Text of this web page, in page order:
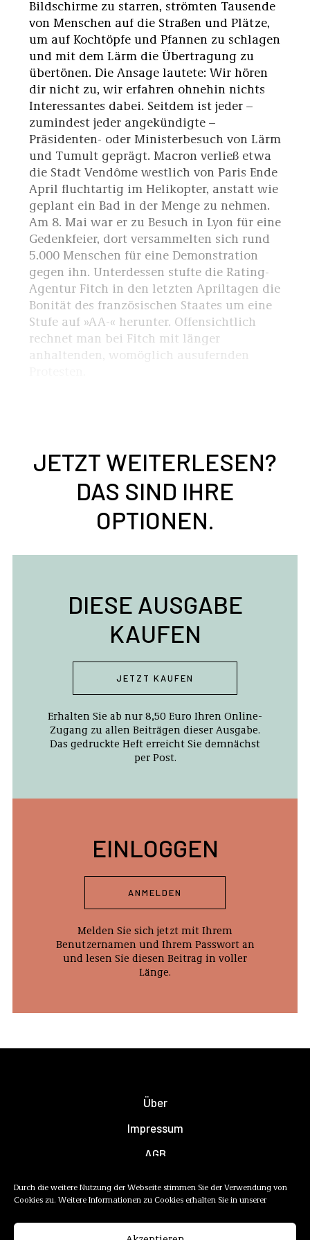
Durch die weitere Nutzung der Webseite stimmen Sie der Verwendung von
Cookies zu. Weitere Informationen zu Cookies erhalten Sie in unserer
Bildschirme zu starren, strömten Tausende
von Menschen auf die Straßen und Plätze,
um auf Kochtöpfe und Pfannen zu schlagen
und mit dem Lärm die Übertragung zu
übertönen. Die Ansage lautete: Wir hören
dir nicht zu, wir erfahren ohnehin nichts
Interessantes dabei. Seitdem ist jeder –
zumindest jeder angekündigte –
Präsidenten- oder Ministerbesuch von Lärm
und Tumult geprägt. Macron verließ etwa
die Stadt Vendôme westlich von Paris Ende
April fluchtartig im Helikopter, anstatt wie
geplant ein Bad in der Menge zu nehmen.
Am 8. Mai war er zu Besuch in Lyon für eine
Gedenkfeier, dort versammelten sich rund
5.000 Menschen für eine Demonstration
gegen ihn. Unterdessen stufte die Rating-
Agentur Fitch in den letzten Apriltagen die
Bonität des französischen Staates um eine
Stufe auf »AA-« herunter. Offensichtlich
rechnet man bei Fitch mit länger
anhaltenden, womöglich ausufernden
JETZT WEITERLESEN?
DAS SIND IHRE
OPTIONEN.
DIESE AUSGABE
KAUFEN
JETZT KAUFEN
Erhalten Sie ab nur 8,50 Euro Ihren Online-
Zugang zu allen Beiträgen dieser Ausgabe.
Das gedruckte Heft erreicht Sie demnächst
per Post.
EINLOGGEN
ANMELDEN
Melden Sie sich jetzt mit Ihrem
Benutzernamen und Ihrem Passwort an
und lesen Sie diesen Beitrag in voller
Länge.
Über
Impressum
AGB
Newsletter